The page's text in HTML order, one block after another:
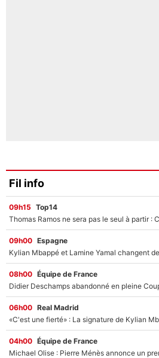
Fil info
09h15 Top14
09h00 Espagne
08h00 Équipe de France
06h00 Real Madrid
04h00 Équipe de France